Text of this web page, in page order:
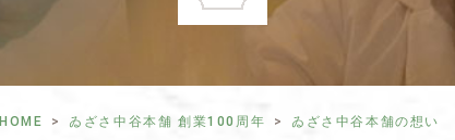
HOME ゐざさ中谷本舗 創業100周年 ゐざさ中谷本舗の想い